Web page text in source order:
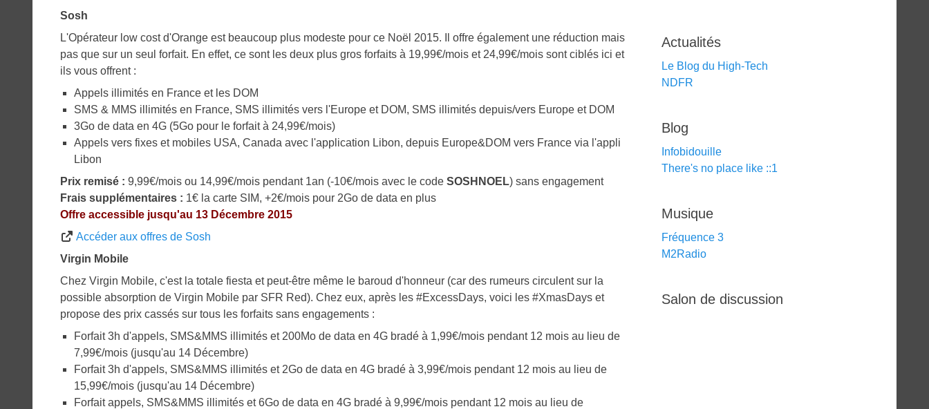
Sosh
L'Opérateur low cost d'Orange est beaucoup plus modeste pour ce Noël 2015. Il offre également une réduction mais
pas que sur un seul forfait. En effet, ce sont les deux plus gros forfaits à 19,99€/mois et 24,99€/mois sont ciblés ici et
ils vous offrent :
Appels illimités en France et les DOM
SMS & MMS illimités en France, SMS illimités vers l'Europe et DOM, SMS illimités depuis/vers Europe et DOM
3Go de data en 4G (5Go pour le forfait à 24,99€/mois)
Appels vers fixes et mobiles USA, Canada avec l'application Libon, depuis Europe&DOM vers France via l'appli
Libon
Prix remisé : 9,99€/mois ou 14,99€/mois pendant 1an (-10€/mois avec le code SOSHNOEL) sans engagement
Frais supplémentaires : 1€ la carte SIM, +2€/mois pour 2Go de data en plus
Offre accessible jusqu'au 13 Décembre 2015
Accéder aux offres de Sosh
Virgin Mobile
Chez Virgin Mobile, c'est la totale fiesta et peut-être même le baroud d'honneur (car des rumeurs circulent sur la
possible absorption de Virgin Mobile par SFR Red). Chez eux, après les #ExcessDays, voici les #XmasDays et
propose des prix cassés sur tous les forfaits sans engagements :
Forfait 3h d'appels, SMS&MMS illimités et 200Mo de data en 4G bradé à 1,99€/mois pendant 12 mois au lieu de
7,99€/mois (jusqu'au 14 Décembre)
Forfait 3h d'appels, SMS&MMS illimités et 2Go de data en 4G bradé à 3,99€/mois pendant 12 mois au lieu de
15,99€/mois (jusqu'au 14 Décembre)
Forfait appels, SMS&MMS illimités et 6Go de data en 4G bradé à 9,99€/mois pendant 12 mois au lieu de
Actualités
Le Blog du High-Tech
NDFR
Blog
Infobidouille
There's no place like ::1
Musique
Fréquence 3
M2Radio
Salon de discussion